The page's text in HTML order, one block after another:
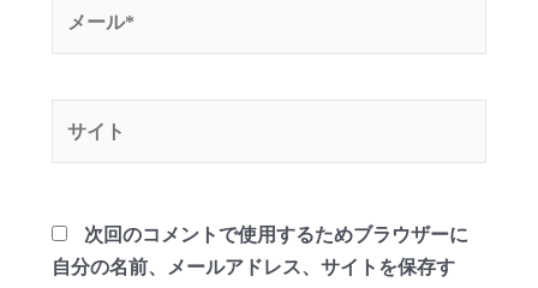
*
次回のコメントで使用するためブラウザーに
自分の名前、メールアドレス、サイトを保存す